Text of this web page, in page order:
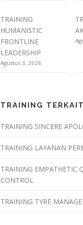
TRAINING
HUMANISTIC
FRONTLINE
LEADERSHIP
Agustus 3, 2026
TRAINING TERKAIT
TRAINING SINCERE
TRAINING LAYANAN
TRAINING EMPATHETIC
CONTROL
TRAINING TYRE